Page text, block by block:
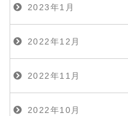
2023年1月
2022年12月
2022年11月
2022年10月